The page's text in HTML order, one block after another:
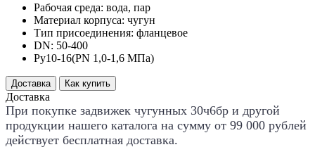
Рабочая среда: вода, пар
Материал корпуса: чугун
Тип присоединения: фланцевое
DN: 50-400
Ру10-16(PN 1,0-1,6 МПа)
Доставка Как купить
Доставка
При покупке задвижек чугунных 30ч6бр и другой
продукции нашего каталога на сумму от 99 000 рублей
действует бесплатная доставка.